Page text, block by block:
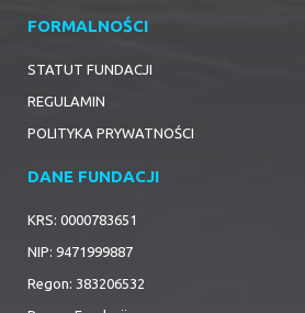
FORMALNOŚCI
STATUT FUNDACJI
REGULAMIN
POLITYKA PRYWATNOŚCI
DANE FUNDACJI
KRS: 0000783651
NIP: 9471999887
Regon: 383206532